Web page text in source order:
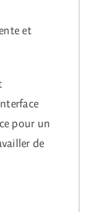
et
pour un
de